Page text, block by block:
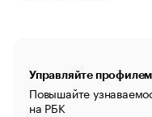
Управляйте
Повышайте
на РБК